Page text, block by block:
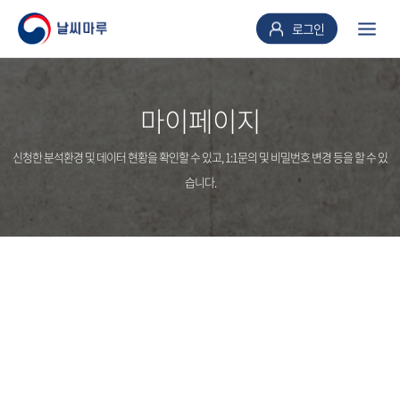
로그인
마이페이지
신청한 분석환경 및 데이터 현황을 확인할 수 있고, 1:1문의 및 비밀번호 변경 등을 할 수 있
습니다.